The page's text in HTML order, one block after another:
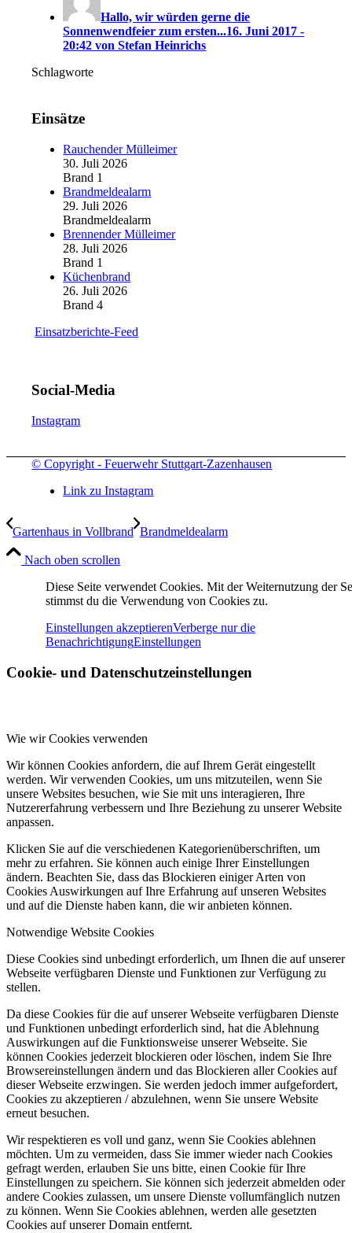
Hallo, wir würden gerne die
Sonnenwendfeier zum ersten...16. Juni 2017 -
20:42 von Stefan Heinrichs
Schlagworte
Einsätze
Rauchender Mülleimer
30. Juli 2026
Brand 1
Brandmeldealarm
29. Juli 2026
Brandmeldealarm
Brennender Mülleimer
28. Juli 2026
Brand 1
Küchenbrand
26. Juli 2026
Brand 4
Einsatzberichte-Feed
Social-Media
Instagram
© Copyright - Feuerwehr Stuttgart-Zazenhausen
Link zu Instagram
Gartenhaus in Vollbrand Brandmeldealarm
Nach oben scrollen
Diese Seite verwendet Cookies. Mit der Weiternutzung der
stimmst du die Verwendung von Cookies zu.
Einstellungen akzeptierenVerberge nur die
BenachrichtigungEinstellungen
Cookie- und Datenschutzeinstellungen
Wie wir Cookies verwenden
Wir können Cookies anfordern, die auf Ihrem Gerät eingestellt
werden. Wir verwenden Cookies, um uns mitzuteilen, wenn Sie
unsere Websites besuchen, wie Sie mit uns interagieren, Ihre
Nutzererfahrung verbessern und Ihre Beziehung zu unserer Website
anpassen.
Klicken Sie auf die verschiedenen Kategorienüberschriften, um
mehr zu erfahren. Sie können auch einige Ihrer Einstellungen
ändern. Beachten Sie, dass das Blockieren einiger Arten von
Cookies Auswirkungen auf Ihre Erfahrung auf unseren Websites
und auf die Dienste haben kann, die wir anbieten können.
Notwendige Website Cookies
Diese Cookies sind unbedingt erforderlich, um Ihnen die auf unserer
Webseite verfügbaren Dienste und Funktionen zur Verfügung zu
stellen.
Da diese Cookies für die auf unserer Webseite verfügbaren Dienste
und Funktionen unbedingt erforderlich sind, hat die Ablehnung
Auswirkungen auf die Funktionsweise unserer Webseite. Sie
können Cookies jederzeit blockieren oder löschen, indem Sie Ihre
Browsereinstellungen ändern und das Blockieren aller Cookies auf
dieser Webseite erzwingen. Sie werden jedoch immer aufgefordert,
Cookies zu akzeptieren / abzulehnen, wenn Sie unsere Website
erneut besuchen.
Wir respektieren es voll und ganz, wenn Sie Cookies ablehnen
möchten. Um zu vermeiden, dass Sie immer wieder nach Cookies
gefragt werden, erlauben Sie uns bitte, einen Cookie für Ihre
Einstellungen zu speichern. Sie können sich jederzeit abmelden oder
andere Cookies zulassen, um unsere Dienste vollumfänglich nutzen
zu können. Wenn Sie Cookies ablehnen, werden alle gesetzten
Cookies auf unserer Domain entfernt.